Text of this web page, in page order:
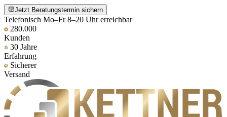
Jetzt Beratungstermin sichern
Telefonisch Mo–Fr 8–20 Uhr erreichbar
280.000
Kunden
30 Jahre
Erfahrung
Sicherer
Versand